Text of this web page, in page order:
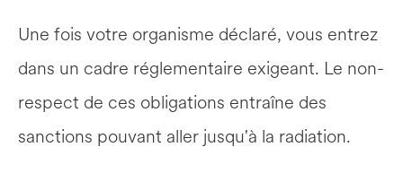
Une fois votre organisme déclaré, vous entrez
dans un cadre réglementaire exigeant. Le non-
respect de ces obligations entraîne des
sanctions pouvant aller jusqu'à la radiation.